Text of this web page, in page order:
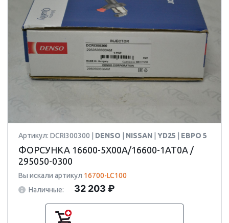
Артикул: DCRI300300 | DENSO NISSAN YD25 ЕВРО 5
ФОРСУНКА 16600-5X00A/16600-1AT0A /
295050-0300
Вы искали артикул 16700-LC100
Наличные:
32 203 ₽